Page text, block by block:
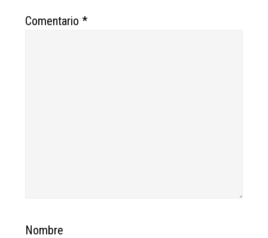
Comentario*
Nombre